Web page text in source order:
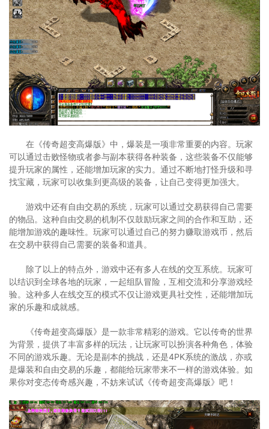
在《传奇超变高爆版》中，爆装是一项非常重要的内容。玩家
可以通过击败怪物或者参与副本获得各种装备，这些装备不仅能够
提升玩家的属性，还能增加玩家的实力。通过不断地打怪升级和寻
找宝藏，玩家可以收集到更高级的装备，让自己变得更加强大。
游戏中还有自由交易的系统，玩家可以通过交易获得自己需要
的物品。这种自由交易的机制不仅鼓励玩家之间的合作和互助，还
能增加游戏的趣味性。玩家可以通过自己的努力赚取游戏币，然后
在交易中获得自己需要的装备和道具。
除了以上的特点外，游戏中还有多人在线的交互系统。玩家可
以结识到全球各地的玩家，一起组队冒险，互相交流和分享游戏经
验。这种多人在线交互的模式不仅让游戏更具社交性，还能增加玩
家的乐趣和成就感。
《传奇超变高爆版》是一款非常精彩的游戏。它以传奇的世界
为背景，提供了丰富多样的玩法，让玩家可以扮演各种角色，体验
不同的游戏乐趣。无论是副本的挑战，还是4PK系统的激战，亦或
是爆装和自由交易的乐趣，都能给玩家带来不一样的游戏体验。如
果你对变态传奇感兴趣，不妨来试试《传奇超变高爆版》吧！